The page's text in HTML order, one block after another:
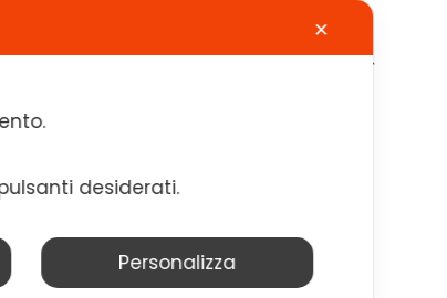
Contatti Lavora con noi
✕
desiderati.
Personalizza